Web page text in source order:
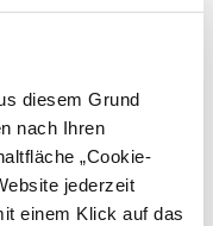
diesem Grund
nach Ihren
„Cookie-
jederzeit
einem Klick auf das